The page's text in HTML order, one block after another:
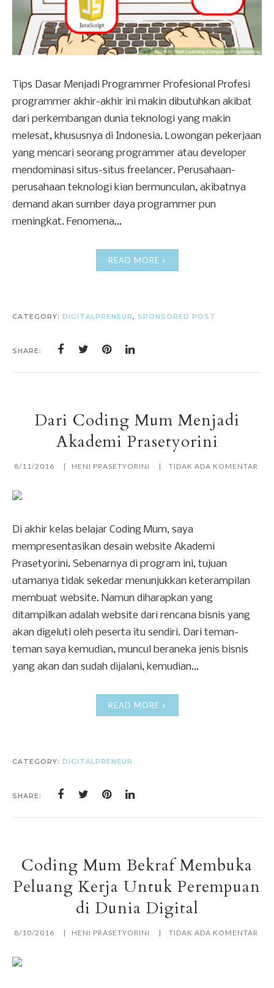
Tips Dasar Menjadi Programmer Profesional Profesi
programmer akhir-akhir ini makin dibutuhkan akibat
dari perkembangan dunia teknologi yang makin
melesat, khususnya di Indonesia. Lowongan pekerjaan
yang mencari seorang programmer atau developer
mendominasi situs-situs freelancer. Perusahaan-
perusahaan teknologi kian bermunculan, akibatnya
demand akan sumber daya programmer pun
meningkat. Fenomena...
READ MORE »
CATEGORY: DIGITALPRENEUR, SPONSORED POST
SHARE:
Dari Coding Mum Menjadi
Akademi Prasetyorini
8/11/2016 HENI PRASETYORINI TIDAK ADA KOMENTAR
Di akhir kelas belajar Coding Mum, saya
mempresentasikan desain website Akademi
Prasetyorini. Sebenarnya di program ini, tujuan
utamanya tidak sekedar menunjukkan keterampilan
membuat website. Namun diharapkan yang
ditampilkan adalah website dari rencana bisnis yang
akan digeluti oleh peserta itu sendiri. Dari teman-
teman saya kemudian, muncul beraneka jenis bisnis
yang akan dan sudah dijalani, kemudian...
READ MORE »
CATEGORY: DIGITALPRENEUR
SHARE:
Coding Mum Bekraf Membuka
Peluang Kerja Untuk Perempuan
di Dunia Digital
8/10/2016 HENI PRASETYORINI TIDAK ADA KOMENTAR